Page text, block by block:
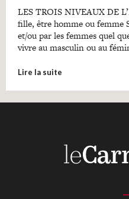
LES TROIS NIVEAUX DE
fille, être homme ou femme
et/ou par les femmes quel
vivre au masculin ou au
Lire la suite